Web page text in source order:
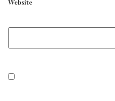
Website